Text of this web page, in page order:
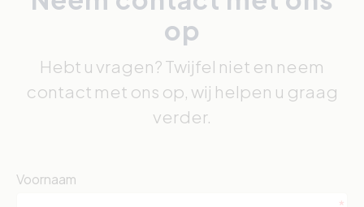
op
Hebt u vragen? Twijfel niet en neem
contact met ons op, wij helpen u graag
verder.
Voornaam